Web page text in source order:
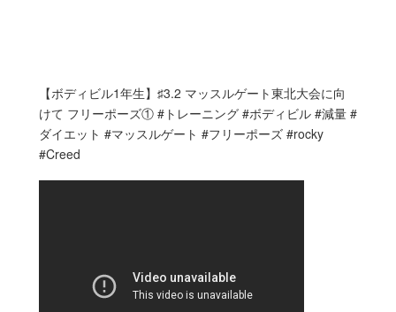
【ボディビル1年生】♯3.2 マッスルゲート東北大会に向
けて フリーポーズ① #トレーニング #ボディビル #減量 #
ダイエット #マッスルゲート #フリーポーズ #rocky
#Creed